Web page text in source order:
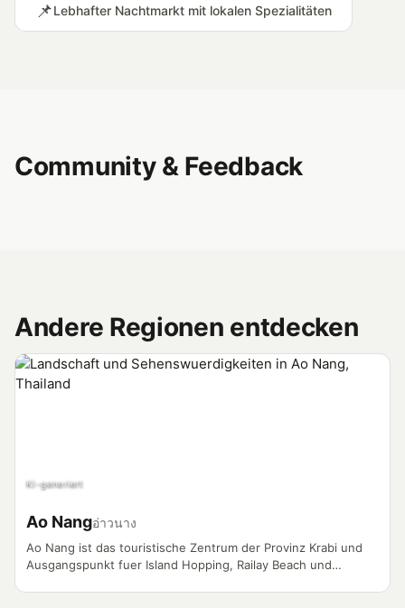
📌Lebhafter Nachtmarkt mit lokalen Spezialitäten
Community & Feedback
Andere Regionen entdecken
KI-generiert
Ao Nangอ่าวนาง
Ao Nang ist das touristische Zentrum der Provinz Krabi und
Ausgangspunkt fuer Island Hopping, Railay Beach und